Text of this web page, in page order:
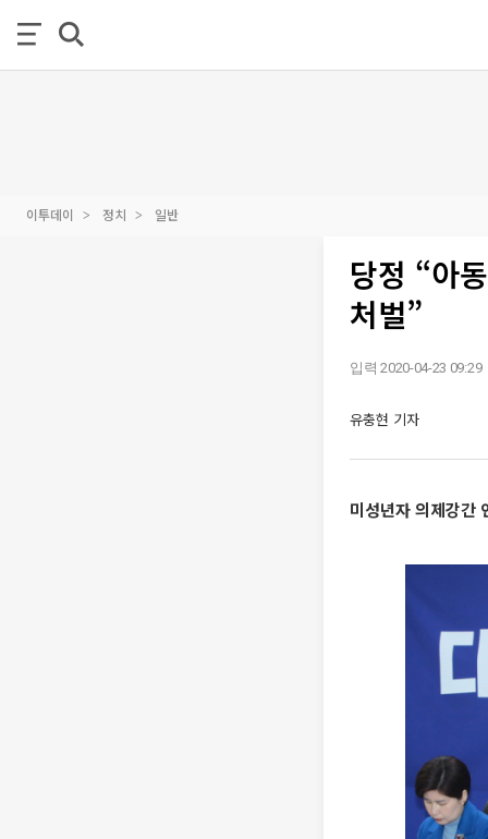
이투데이 정치 일반
당정 “아
처벌”
입력 2020-04-23 09:29
유충현 기자
미성년자 의제강간